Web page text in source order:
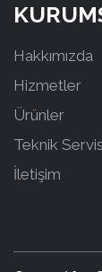
Hakkımızda
Hizmetler
Ürünler
Teknik Servis
İletişim